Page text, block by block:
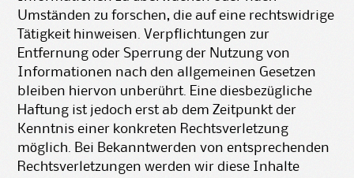
Umständen zu forschen, die auf eine rechtswidrige
Tätigkeit hinweisen. Verpflichtungen zur
Entfernung oder Sperrung der Nutzung von
Informationen nach den allgemeinen Gesetzen
bleiben hiervon unberührt. Eine diesbezügliche
Haftung ist jedoch erst ab dem Zeitpunkt der
Kenntnis einer konkreten Rechtsverletzung
möglich. Bei Bekanntwerden von entsprechenden
Rechtsverletzungen werden wir diese Inhalte